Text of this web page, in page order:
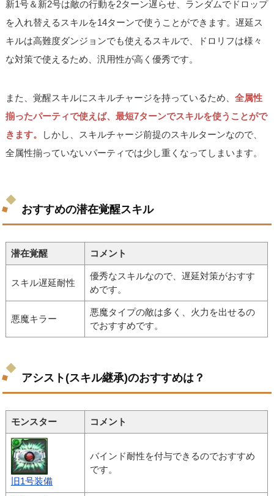
新1号＆新2号は敵の行動を2ターン遅らせ、ランダムでドロップ
を入れ替えるスキルを14ターンで使うことができます。遅延ス
キルは高難度ダンジョンでも使えるスキルで、ドロリフは様々
な対策で使えるため、汎用性が高く優秀です。
また、覚醒スキルにスキルチャージを持っているため、全属性
揃ったパーティで使えば、最短7ターンでスキルを使うことがで
きます。
しかし、スキルチャージ前提のスキルターンなので、
全属性揃っていないパーティでは少し重くなってしまいます。
おすすめの潜在覚醒スキル
潜在覚醒 コメント
スキル遅延耐性
優秀なスキルなので、遅延対策がおすす
めです。
悪魔キラー
悪魔タイプの敵は多く、火力を出せるの
でおすすめです。
アシスト(スキル継承)のおすすめは？
モンスター コメント
旧1号装備
バインド耐性を付与できるのでおすすめ
です。